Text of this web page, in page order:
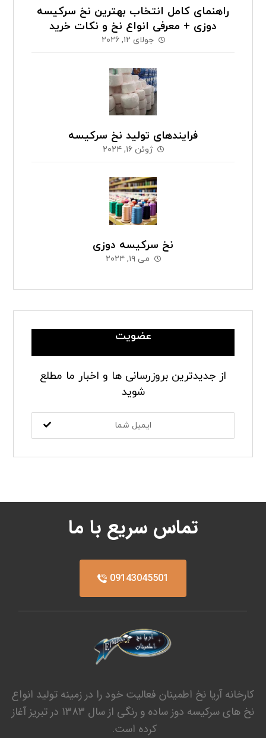
راهنمای کامل انتخاب بهترین نخ سرکیسه
دوزی + معرفی انواع نخ و نکات خرید
جولای ۱۲, ۲۰۲۶
فرایندهای تولید نخ سرکیسه
ژوئن ۱۶, ۲۰۲۴
نخ سرکیسه دوزی
می ۱۹, ۲۰۲۴
عضویت
از جدیدترین بروزرسانی ها و اخبار ما مطلع
شوید
تماس سریع با ما
09143045501
کارخانه آریا نخ اطمینان فعالیت خود را در زمینه تولید انواع
نخ های سرکیسه دوز ساده و رنگی از سال 1383 در تبریز آغاز
کرده است.